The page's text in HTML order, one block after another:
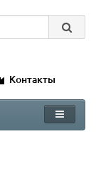
Контакты